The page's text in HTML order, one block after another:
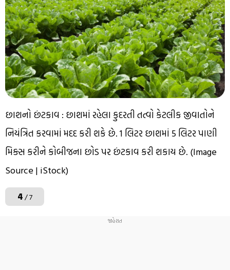
છાશનો છંટકાવ : છાશમાં રહેલા કુદરતી તત્વો કેટલીક જીવાતોને
નિયંત્રિત કરવામાં મદદ કરી શકે છે. 1 લિટર છાશમાં 5 લિટર પાણી
મિક્સ કરીને કોબીજના છોડ પર છંટકાવ કરી શકાય છે. (Image
Source | iStock)
4/ 7